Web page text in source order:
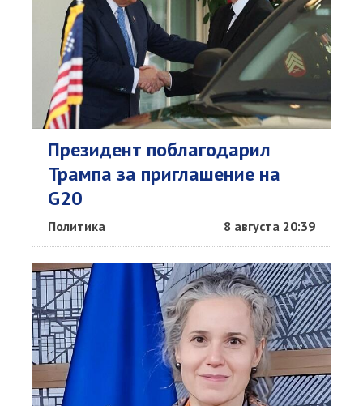
Президент поблагодарил
Трампа за приглашение на
G20
Политика 8 августа 20:39